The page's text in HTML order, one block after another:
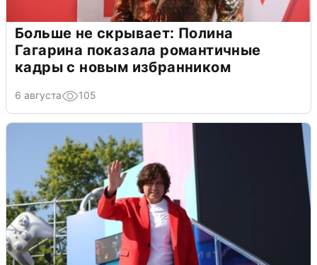
Больше не скрывает: Полина
Гагарина показала романтичные
кадры с новым избранником
6 августа 105